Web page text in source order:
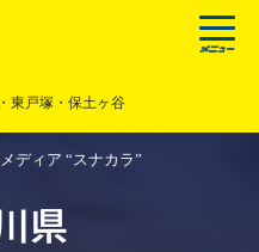
東戸塚・保土ヶ谷
ディア “スナカラ”
県